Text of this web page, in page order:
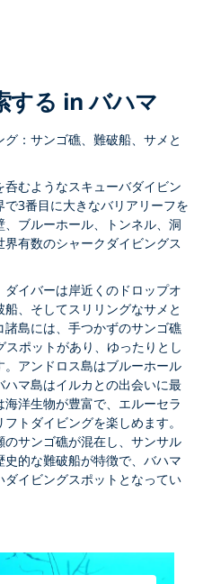
する in バハマ
：サンゴ礁、難破船、サメと
呑むようなスキューバダイビン
で3番目に大きなバリアリーフを
ブルーホール、トンネル、洞
界有数のシャークダイビングス
ダイバーは岸近くのドロップオ
、そしてスリリングなサメと
諸島には、手つかずのサンゴ礁
ポットがあり、ゆったりとし
アンドロス島はブルーホール
ハマ島はイルカとの出会いに最
洋生物が豊富で、 エルーセラ
トダイビングを楽しめます。
のサンゴ礁が混在し、サンサル
的な難破船が特徴で、バハマ
ダイビングスポット となってい